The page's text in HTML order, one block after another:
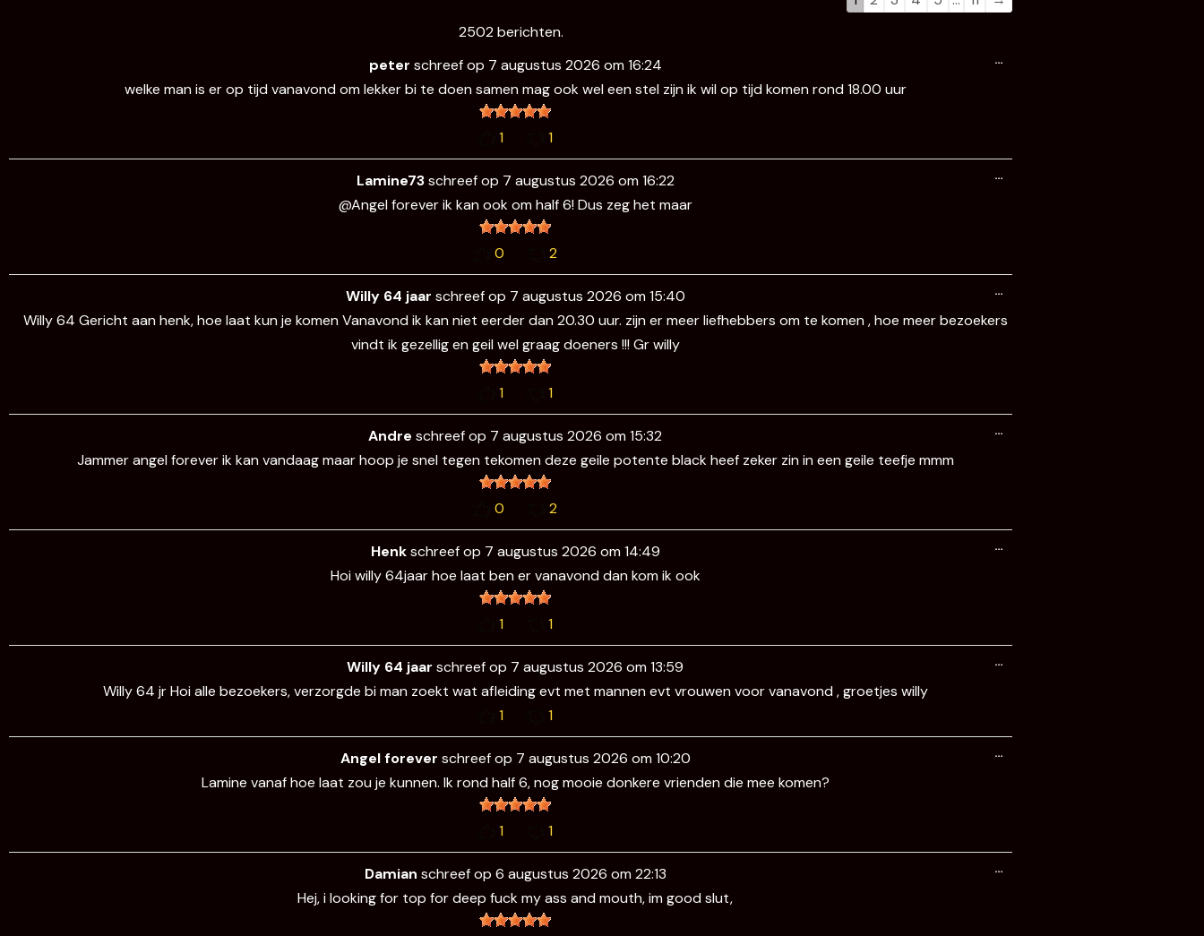
gastenboek-
2502 berichten.
peter schreef op 7 augustus 2026 om 16:24
welke man is er op tijd vanavond om lekker bi te doen samen mag ook wel een stel zijn ik wil op tijd komen rond 18.00 uur
1 1
…
Lamine73schreef op 7 augustus 2026 om 16:22
@Angel forever ik kan ook om half 6! Dus zeg het maar
0 2
…
Willy 64 jaar schreef op 7 augustus 2026 om 15:40
Willy 64 Gericht aan henk, hoe laat kun je komen Vanavond ik kan niet eerder dan 20.30 uur. zijn er meer liefhebbers om te komen , hoe meer bezoekers
vindt ik gezellig en geil wel graag doeners !!! Gr willy
1 1
…
Andre schreef op 7 augustus 2026 om15:32
Jammer angel forever ik kan vandaag maar hoop je snel tegen tekomen deze geile potente black heef zeker zin in een geile teefje mmm
0 2
…
Henkschreef op 7 augustus 2026 om 14:49
Hoi willy 64jaar hoe laat ben er vanavond dan kom ik ook
1 1
…
Willy 64 jaar schreef op 7 augustus 2026 om13:59
Willy 64 jr Hoi alle bezoekers, verzorgde bi man zoekt wat afleiding evt met mannen evt vrouwen voor vanavond , groetjes willy
1
1
…
Angel forever schreef op 7 augustus 2026 om 10:20
Lamine vanaf hoe laat zou je kunnen. Ik rond half 6, nog mooie donkere vrienden die mee komen?
1 1
…
Damian schreef op 6 augustus 2026 om 22:13
Hej, i looking for top for deep fuck my ass and mouth, im good slut,
…
gastenboek-